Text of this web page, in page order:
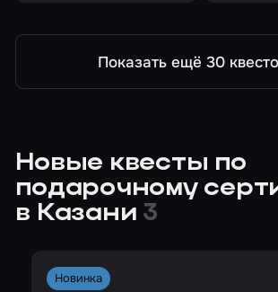
Показать ещё 30
Новые квесты по
подарочному
в Казани 3
Новинка